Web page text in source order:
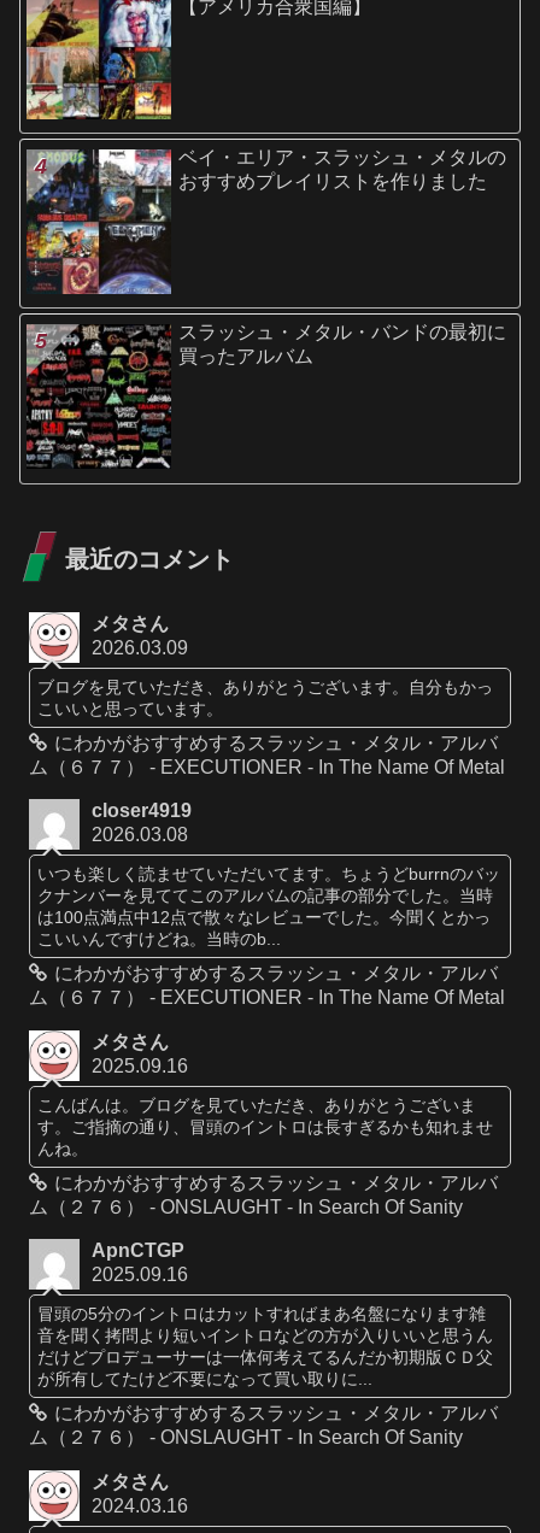
【アメリカ合衆国編】
ベイ・エリア・スラッシュ・メタルの
おすすめプレイリストを作りました
スラッシュ・メタル・バンドの最初に
買ったアルバム
最近のコメント
メタさん
2026.03.09
ブログを見ていただき、ありがとうございます。自分もかっ
こいいと思っています。
にわかがおすすめするスラッシュ・メタル・アルバ
ム（６７７） - EXECUTIONER - In The Name Of Metal
closer4919
2026.03.08
いつも楽しく読ませていただいてます。ちょうどburrnのバッ
クナンバーを見ててこのアルバムの記事の部分でした。当時
は100点満点中12点で散々なレビューでした。今聞くとかっ
こいいんですけどね。当時のb...
にわかがおすすめするスラッシュ・メタル・アルバ
ム（６７７） - EXECUTIONER - In The Name Of Metal
メタさん
2025.09.16
こんばんは。ブログを見ていただき、ありがとうございま
す。ご指摘の通り、冒頭のイントロは長すぎるかも知れませ
んね。
にわかがおすすめするスラッシュ・メタル・アルバ
ム（２７６） - ONSLAUGHT - In Search Of Sanity
ApnCTGP
2025.09.16
冒頭の5分のイントロはカットすればまあ名盤になります雑
音を聞く拷問より短いイントロなどの方が入りいいと思うん
だけどプロデューサーは一体何考えてるんだか初期版ＣＤ父
が所有してたけど不要になって買い取りに...
にわかがおすすめするスラッシュ・メタル・アルバ
ム（２７６） - ONSLAUGHT - In Search Of Sanity
メタさん
2024.03.16